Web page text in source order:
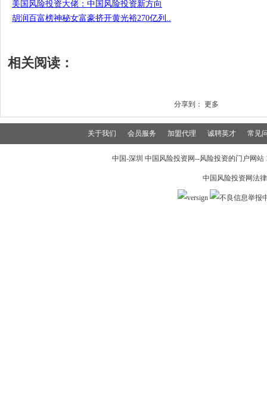
美国风险投资大佬：中国风险投资新方向
胡润百富榜神秘女富豪挤开黄光裕270亿列..
相关阅读：
分享到： 更多
关于我们 会员服务 加盟代理 诚聘英才 常见
中国-深圳 中国风险投资网--风险投资的门户网
中国风险投资网法